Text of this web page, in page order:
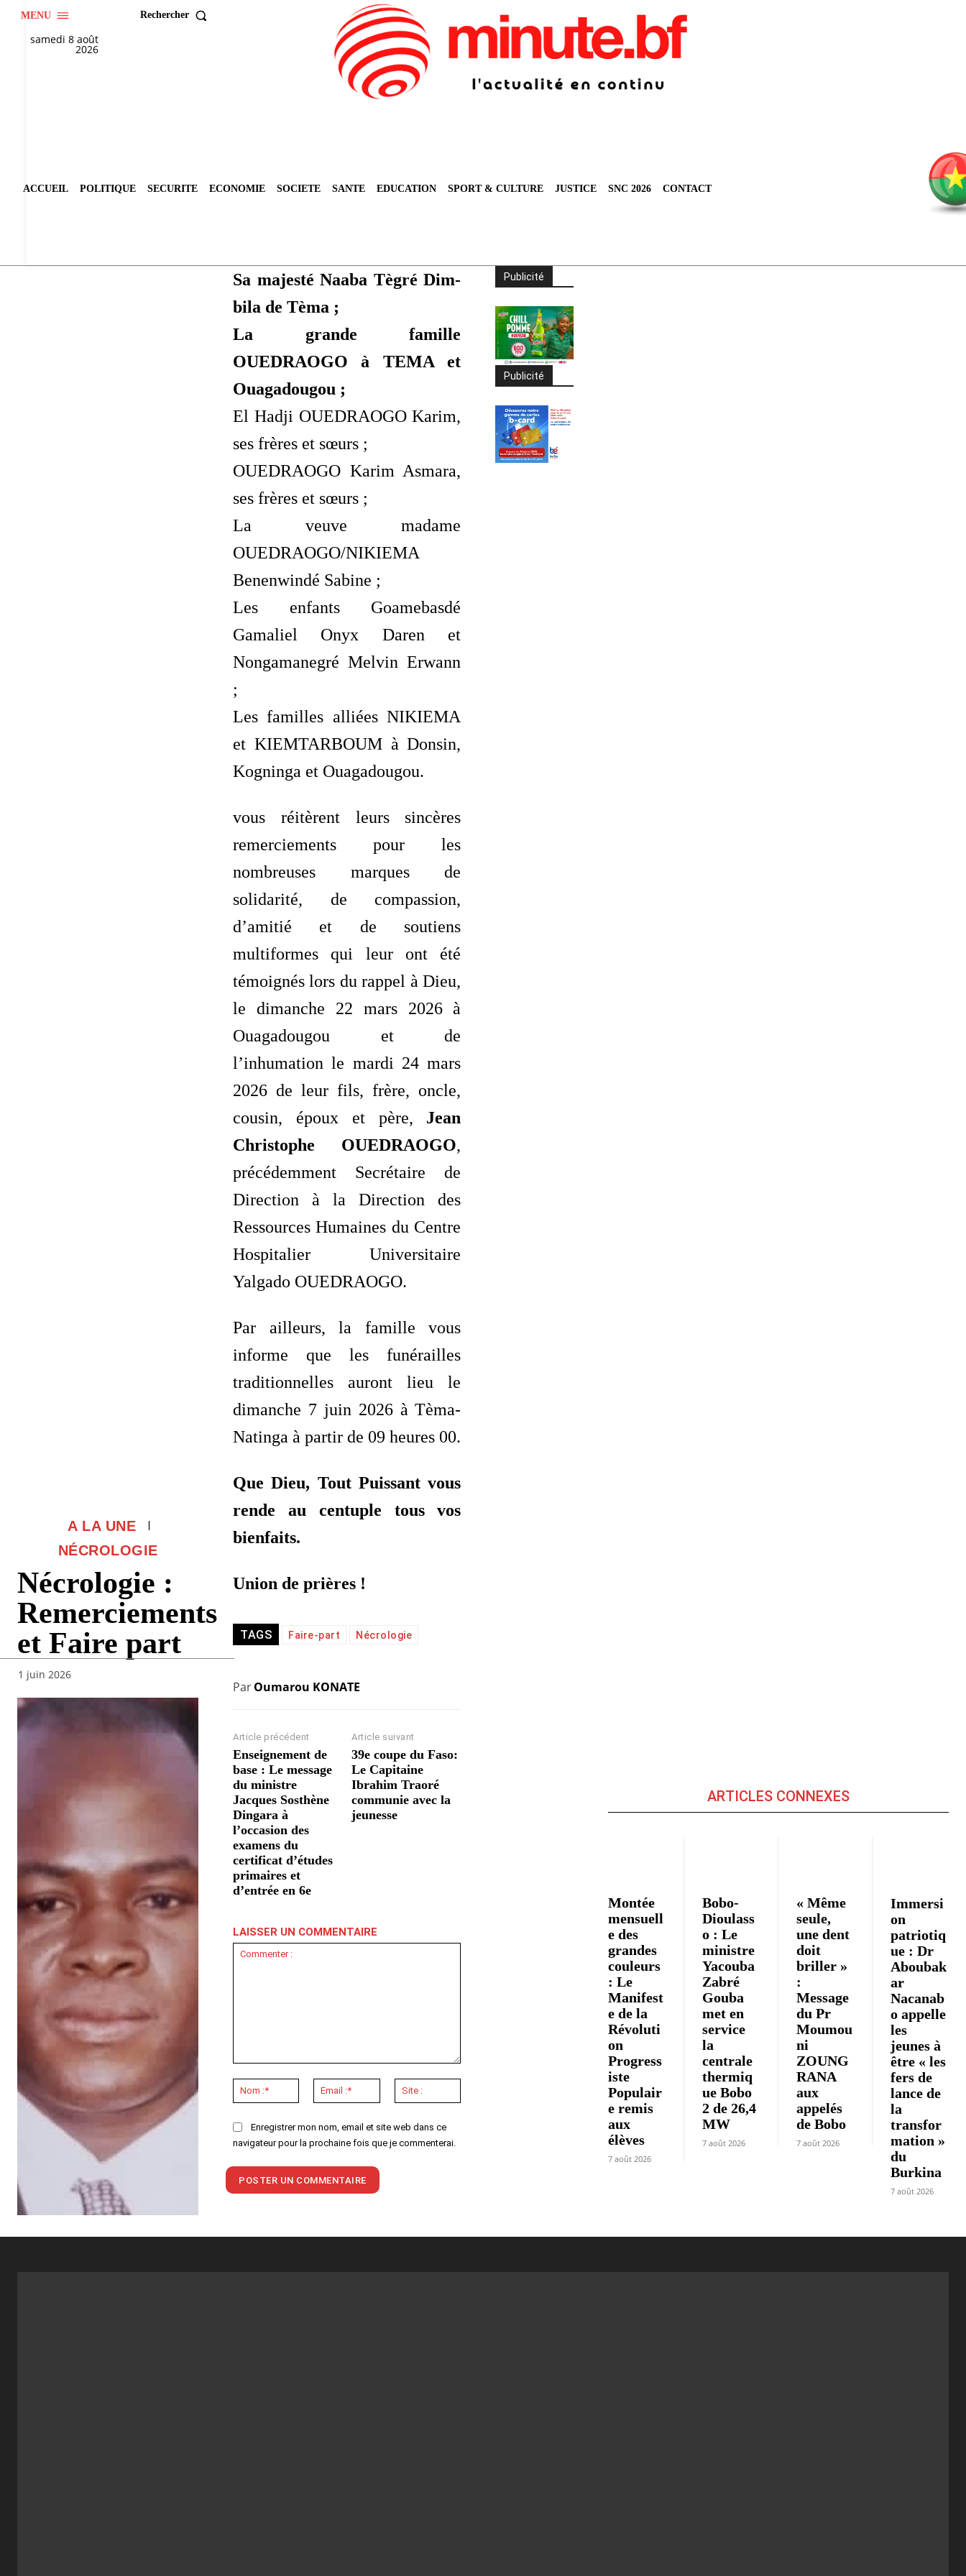
MENU Rechercher
samedi 8 août
2026
ACCUEIL POLITIQUE SECURITE ECONOMIE SOCIETE SANTE EDUCATION SPORT & CULTURE JUSTICE SNC 2026 CONTACT
A LA UNE
NÉCROLOGIE
Nécrologie :
Remerciements
et Faire part
1 juin 2026
Sa majesté Naaba Tègré Dim-
bila de Tèma ;
La grande famille
OUEDRAOGO à TEMA et
Ouagadougou ;
El Hadji OUEDRAOGO Karim,
ses frères et sœurs ;
OUEDRAOGO Karim Asmara,
ses frères et sœurs ;
La veuve madame
OUEDRAOGO/NIKIEMA
Benenwindé Sabine ;
Les enfants Goamebasdé
Gamaliel Onyx Daren et
Nongamanegré Melvin Erwann
;
Les familles alliées NIKIEMA
et KIEMTARBOUM à Donsin,
Kogninga et Ouagadougou.
vous réitèrent leurs sincères
remerciements pour les
nombreuses marques de
solidarité, de compassion,
d’amitié et de soutiens
multiformes qui leur ont été
témoignés lors du rappel à Dieu,
le dimanche 22 mars 2026 à
Ouagadougou et de
l’inhumation le mardi 24 mars
2026 de leur fils, frère, oncle,
cousin, époux et père, Jean
Christophe OUEDRAOGO,
précédemment Secrétaire de
Direction à la Direction des
Ressources Humaines du Centre
Hospitalier Universitaire
Yalgado OUEDRAOGO.
Par ailleurs, la famille vous
informe que les funérailles
traditionnelles auront lieu le
dimanche 7 juin 2026 à Tèma-
Natinga à partir de 09 heures 00.
Que Dieu, Tout Puissant vous
rende au centuple tous vos
bienfaits.
Union de prières !
TAGS Faire-part Nécrologie
ParOumarou KONATE
Article précédent
Enseignement de
base : Le message
du ministre
Jacques Sosthène
Dingara à
l’occasion des
examens du
certificat d’études
primaires et
d’entrée en 6e
Article suivant
39e coupe du Faso:
Le Capitaine
Ibrahim Traoré
communie avec la
jeunesse
LAISSER UN COMMENTAIRE
Nom
:*
Email
:*
:
Enregistrer mon nom, email et site web dans ce
navigateur pour la prochaine fois que je commenterai.
Publicité
Publicité
ARTICLES CONNEXES
Montée
mensuell
e des
grandes
couleurs
: Le
Manifest
e de la
Révoluti
on
Progress
iste
Populair
e remis
aux
élèves
7 août 2026
Bobo-
Dioulass
o : Le
ministre
Yacouba
Zabré
Gouba
met en
service
la
centrale
thermiq
ue Bobo
2 de 26,4
MW
7 août 2026
« Même
seule,
une dent
doit
briller »
:
Message
du Pr
Moumou
ni
ZOUNG
RANA
aux
appelés
de Bobo
7 août 2026
Immersi
on
patriotiq
ue : Dr
Aboubak
ar
Nacanab
o appelle
les
jeunes à
être « les
fers de
lance de
la
transfor
mation »
du
Burkina
7 août 2026